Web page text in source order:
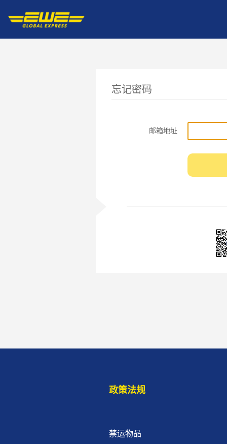
忘记密码
邮箱地址
政策法规
禁运物品